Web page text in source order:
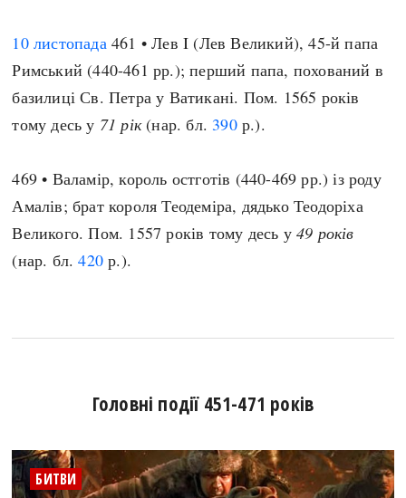
10 листопада461 • Лев I (Лев Великий), 45-й папа
Римський (440-461 рр.); перший папа, похований в
базилиці Св. Петра у Ватикані. Пом. 1565 років
тому десь у 71 рік(нар. бл. 390р.).
469 • Валамір, король остготів (440-469 рр.) із роду
Амалів; брат короля Теодеміра, дядько Теодоріха
Великого. Пом. 1557 років тому десь у49 років
(нар. бл.420 р.).
Головні події 451-471 років
БИТВИ